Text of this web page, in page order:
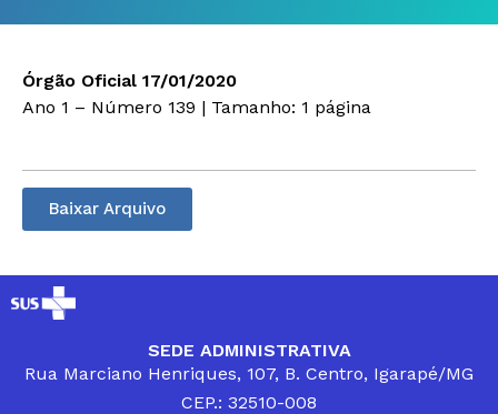
Órgão Oficial 17/01/2020
Ano 1 – Número 139 | Tamanho: 1 página
Baixar Arquivo
SEDE ADMINISTRATIVA
Rua Marciano Henriques, 107, B. Centro, Igarapé/MG
CEP.: 32510-008